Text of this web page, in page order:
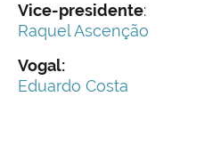
Vice-presidente:
Raquel Ascenção
Vogal:
Eduardo Costa